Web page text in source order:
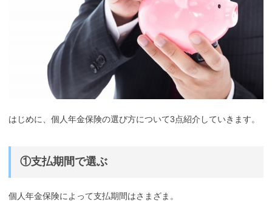
はじめに、個人年金保険の選び方について3点紹介していきます。
①支払期間で選ぶ
個人年金保険によって支払期間はさまざま。